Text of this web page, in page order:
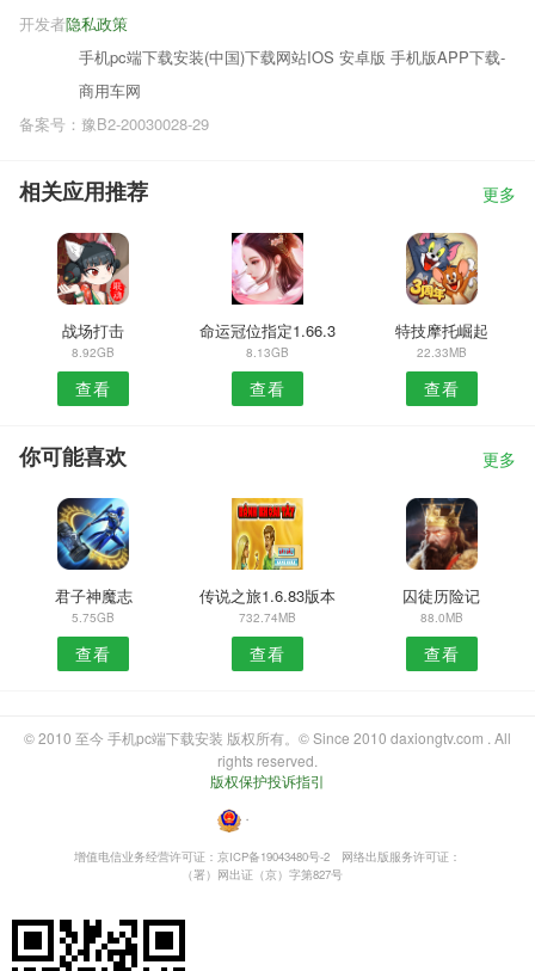
隐私政策
开发者
手机pc端下载安装(中国)下载网站IOS 安卓版 手机版APP下载-
商用车网
备案号：豫B2-20030028-29
相关应用推荐 更多
战场打击
8.92GB
查看
命运冠位指定1.66.3
8.13GB
查看
特技摩托崛起
22.33MB
查看
你可能喜欢 更多
君子神魔志
5.75GB
查看
传说之旅1.6.83版本
732.74MB
查看
囚徒历险记
88.0MB
查看
© 2010 至今 手机pc端下载安装 版权所有。© Since 2010 daxiongtv.com . All
rights reserved.
版权保护投诉指引
・
增值电信业务经营许可证：京ICP备19043480号-2
网络出版服务许可证：
（署）网出证（京）字第827号